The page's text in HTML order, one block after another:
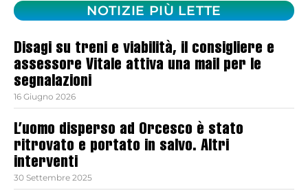
NOTIZIE PIÙ LETTE
Disagi su treni e viabilità, il consigliere e
assessore Vitale attiva una mail per le
segnalazioni
16 Giugno 2026
L’uomo disperso ad Orcesco è stato
ritrovato e portato in salvo. Altri
interventi
30 Settembre 2025